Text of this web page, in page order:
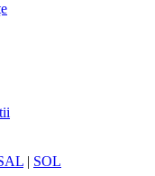
| SOL